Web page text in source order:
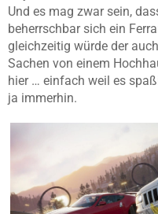
Und es mag zwar sein,
beherrschbar sich ein
gleichzeitig würde der
Sachen von einem
hier … einfach weil es
ja immerhin.